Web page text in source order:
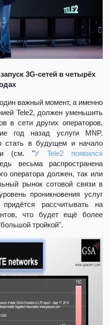
3G-сетей в четырёх
важный момент, а именно
Tele2, должен уменьшить
в сети других операторов,
год назад услуги MNP.
стать в будущем и начало
(см. "У Tele2 появился
весьма распространена
оператора должен, так или
рынок сотовой связи в
проникновения услуг
рассчитывать на
что будет ещё более
тройкой".